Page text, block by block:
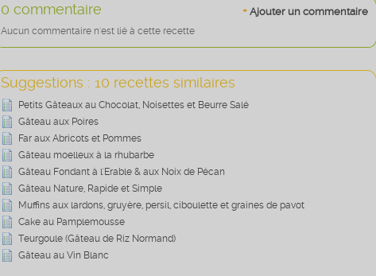
+ Ajouter un commentaire
0 commentaire
Aucun commentaire n'est lié à cette recette
Suggestions : 10 recettes similaires
Petits Gâteaux au Chocolat, Noisettes et Beurre Salé
Gâteau aux Poires
Far aux Abricots et Pommes
Gâteau moelleux à la rhubarbe
Gâteau Fondant à l'Erable & aux Noix de Pécan
Gâteau Nature, Rapide et Simple
Muffins aux lardons, gruyère, persil, ciboulette et graines de pavot
Cake au Pamplemousse
Teurgoule (Gâteau de Riz Normand)
Gâteau au Vin Blanc